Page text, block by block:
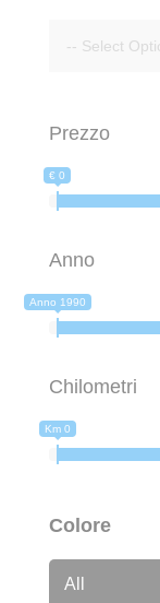
Prezzo
€ 0
Anno
Anno 1990
Chilometri
Km 0
Colore
All